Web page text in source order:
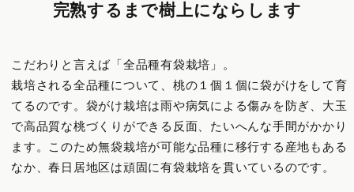
完熟するまで樹上にならします
こだわりと言えば「全品種有袋栽培」。
栽培される全品種について、桃の１個１個に袋がけをして育
てるのです。袋がけ栽培は雨や病気による傷みを防ぎ、大玉
で高品質な桃づくりができる反面、たいへんな手間がかかり
ます。このため無袋栽培が可能な品種に移行する産地もある
なか、春日居地区は頑固に有袋栽培を貫いているのです。